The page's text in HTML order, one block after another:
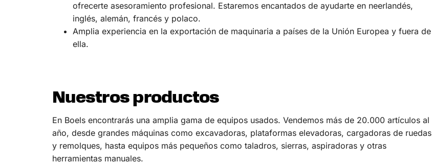
ofrecerte asesoramiento profesional. Estaremos encantados de ayudarte en neerlandés,
inglés, alemán, francés y polaco.
Amplia experiencia en la exportación de maquinaria a países de la Unión Europea y fuera de
ella.
Nuestros productos
En Boels encontrarás una amplia gama de equipos usados. Vendemos más de 20.000 artículos al
año, desde grandes máquinas como excavadoras, plataformas elevadoras, cargadoras de ruedas
y remolques, hasta equipos más pequeños como taladros, sierras, aspiradoras y otras
herramientas manuales.